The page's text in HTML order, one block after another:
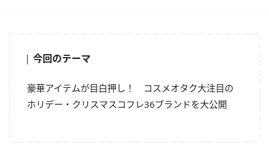
今回のテーマ
豪華アイテムが目白押し！ コスメオタク大注目の
ホリデー・クリスマスコフレ36ブランドを大公開